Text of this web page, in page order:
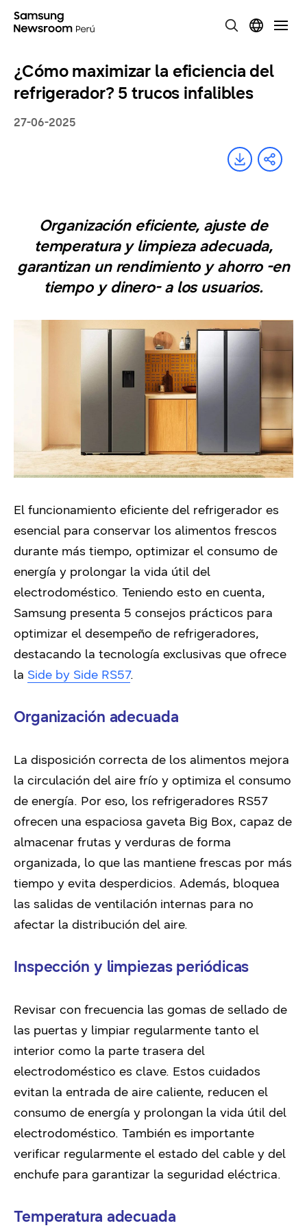
¿Cómo maximizar la eficiencia del
refrigerador? 5 trucos infalibles
27-06-2025
Organización eficiente, ajuste de
temperatura y limpieza adecuada,
garantizan un rendimiento y ahorro -en
tiempo y dinero- a los usuarios.
El funcionamiento eficiente del refrigerador es
esencial para conservar los alimentos frescos
durante más tiempo, optimizar el consumo de
energía y prolongar la vida útil del
electrodoméstico. Teniendo esto en cuenta,
Samsung presenta 5 consejos prácticos para
optimizar el desempeño de refrigeradores,
destacando la tecnología exclusivas que ofrece
la Side by Side RS57.
Organización adecuada
La disposición correcta de los alimentos mejora
la circulación del aire frío y optimiza el consumo
de energía. Por eso, los refrigeradores RS57
ofrecen una espaciosa gaveta Big Box, capaz de
almacenar frutas y verduras de forma
organizada, lo que las mantiene frescas por más
tiempo y evita desperdicios. Además, bloquea
las salidas de ventilación internas para no
afectar la distribución del aire.
Inspección y limpiezas periódicas
Revisar con frecuencia las gomas de sellado de
las puertas y limpiar regularmente tanto el
interior como la parte trasera del
electrodoméstico es clave. Estos cuidados
evitan la entrada de aire caliente, reducen el
consumo de energía y prolongan la vida útil del
electrodoméstico. También es importante
verificar regularmente el estado del cable y del
enchufe para garantizar la seguridad eléctrica.
Temperatura adecuada